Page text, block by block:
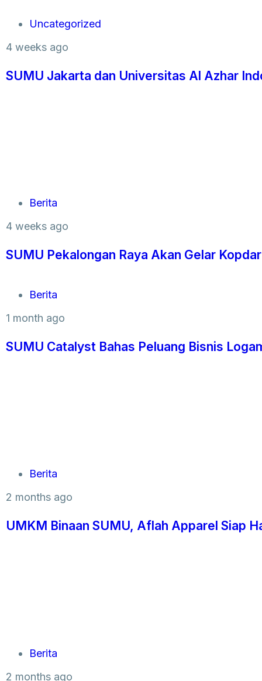
Uncategorized
4 weeks ago
SUMU Jakarta dan Universitas Al Azhar
Berita
4 weeks ago
SUMU Pekalongan Raya Akan Gelar
Berita
1 month ago
SUMU Catalyst Bahas Peluang Bisnis
Berita
2 months ago
UMKM Binaan SUMU, Aflah Apparel Siap
Berita
2 months ago